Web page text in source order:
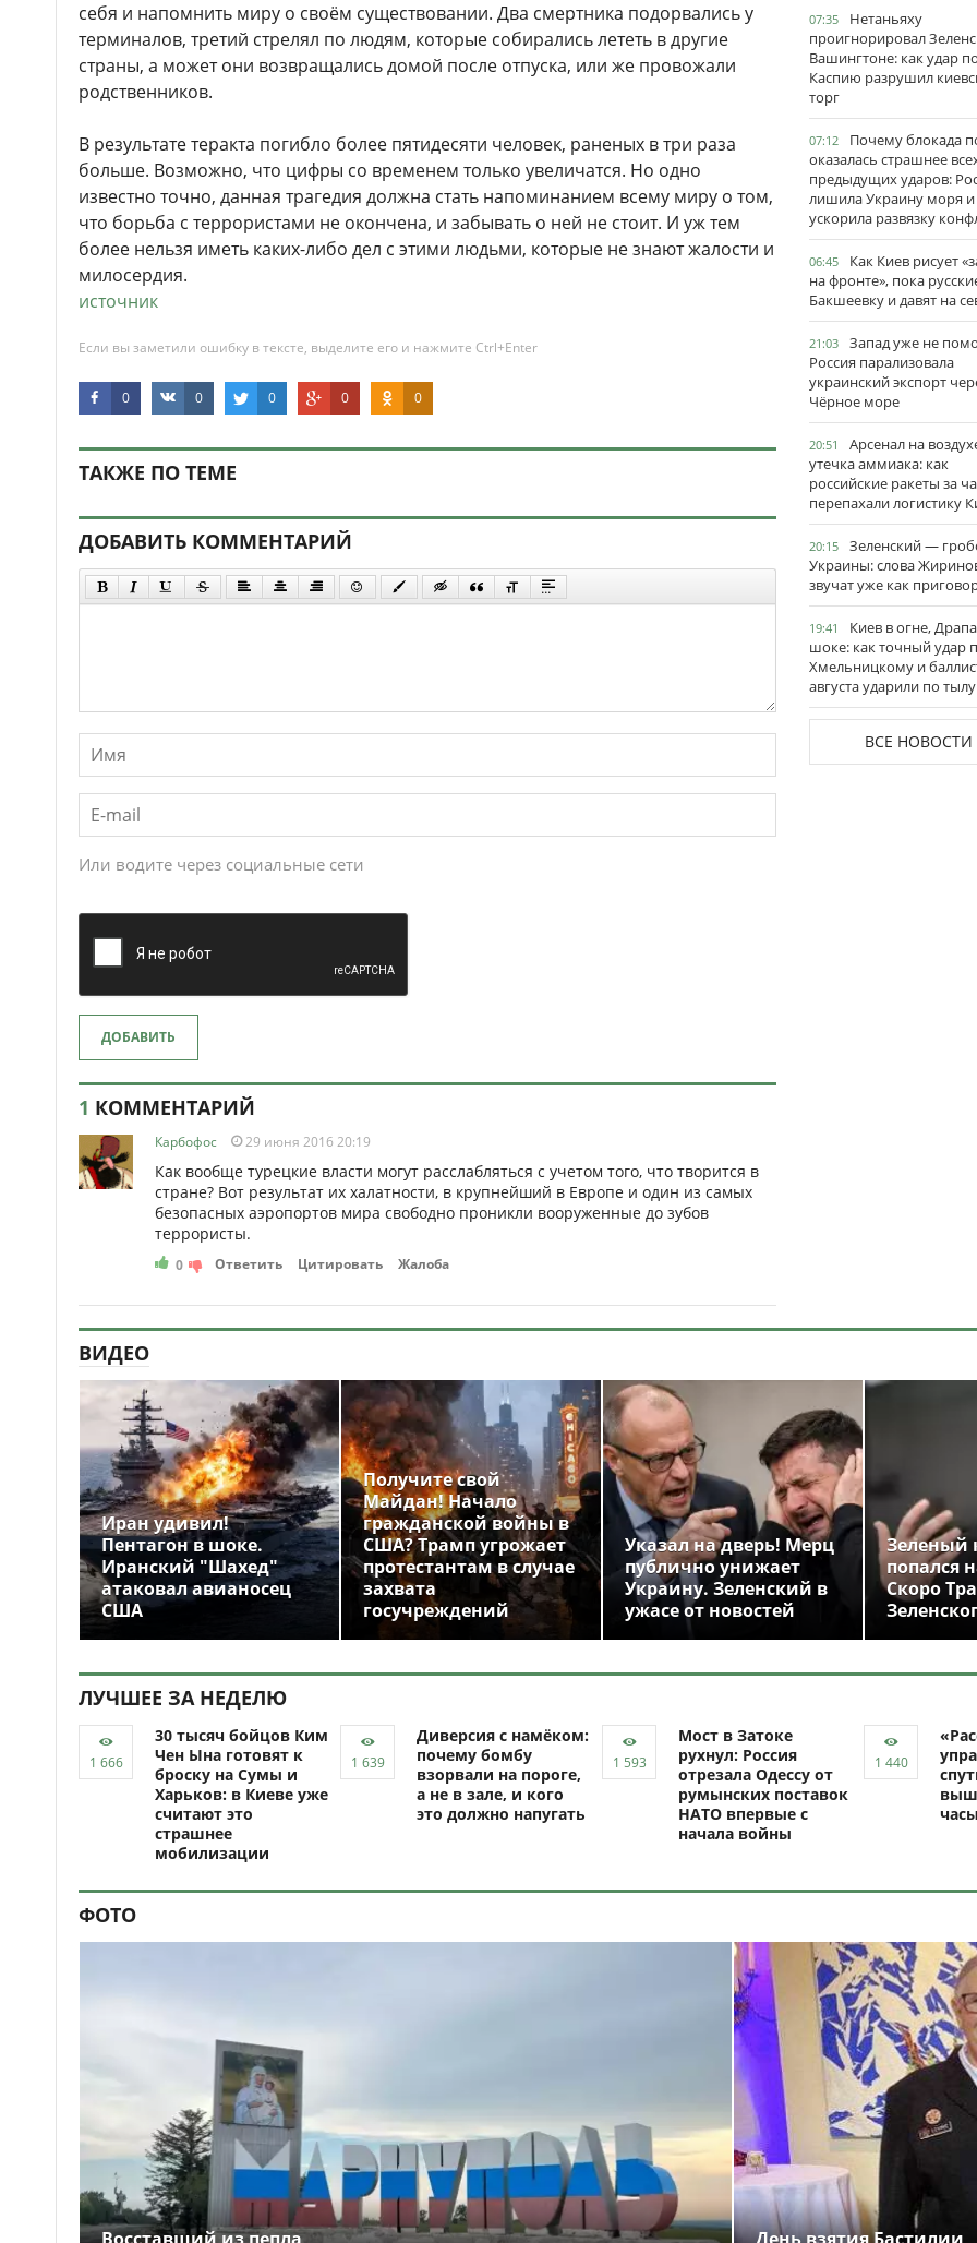
себя и напомнить миру о своём существовании. Два смертника подорвались у
терминалов, третий стрелял по людям, которые собирались лететь в другие
страны, а может они возвращались домой после отпуска, или же провожали
родственников.
В результате теракта погибло более пятидесяти человек, раненых в три раза
больше. Возможно, что цифры со временем только увеличатся. Но одно
известно точно, данная трагедия должна стать напоминанием всему миру о том,
что борьба с террористами не окончена, и забывать о ней не стоит. И уж тем
более нельзя иметь каких-либо дел с этими людьми, которые не знают жалости и
милосердия.
источник
Если вы заметили ошибку в тексте, выделите его и нажмите Ctrl+Enter
0 0 0 0 0
ТАКЖЕ ПО ТЕМЕ
ДОБАВИТЬ КОММЕНТАРИЙ
Или водите через социальные сети
ДОБАВИТЬ
1 КОММЕНТАРИЙ
Карбофос 29 июня 2016 20:19
Как вообще турецкие власти могут расслабляться с учетом того, что творится в
стране? Вот результат их халатности, в крупнейший в Европе и один из самых
безопасных аэропортов мира свободно проникли вооруженные до зубов
террористы.
0 Ответить Цитировать Жалоба
07:35
Нетаньяху
проигнорировал
Вашингтоне: как удар по
Каспию разрушил
торг
07:12
Почему блокада
оказалась страшнее
предыдущих ударов:
лишила Украину моря и
ускорила развязку
06:45
Как Киев рисует
на фронте», пока
Бакшеевку и давят на
21:03
Запад уже не
Россия парализовала
украинский экспорт
Чёрное море
20:51
Арсенал на
утечка аммиака: как
российские ракеты за
перепахали логистику
20:15
Зеленский —
Украины: слова
звучат уже как
19:41
Киев в огне,
шоке: как точный удар
Хмельницкому и
августа ударили по
ВСЕ НОВОСТИ
ВИДЕО
Иран удивил!
Пентагон в шоке.
Иранский "Шахед"
атаковал авианосец
США
Получите свой
Майдан! Начало
гражданской войны в
США? Трамп угрожает
протестантам в случае
захвата
госучреждений
Указал на дверь! Мерц
публично унижает
Украину. Зеленский в
ужасе от новостей
Зеленый
попался
Скоро
ЛУЧШЕЕ ЗА НЕДЕЛЮ
30 тысяч бойцов Ким
Чен Ына готовят к
броску на Сумы и
Харьков: в Киеве уже
считают это
страшнее
мобилизации
Диверсия с намёком:
почему бомбу
взорвали на пороге,
а не в зале, и кого
это должно напугать
Мост в Затоке
рухнул: Россия
отрезала Одессу от
румынских поставок
НАТО впервые с
начала войны
ФОТО